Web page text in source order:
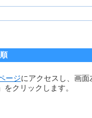
ージにアクセスし、画面
クリックします。